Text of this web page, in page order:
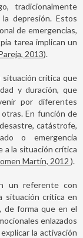
tradicionalmente
depresión. Estos
de emergencias,
tarea implican un
2013).
situación crítica que
y duración, que
por diferentes
En función de
catástrofe,
o emergencia
a la situación crítica
Martín, 2012 ).
un referente con
situación crítica en
de forma que en el
enlazados
la activación